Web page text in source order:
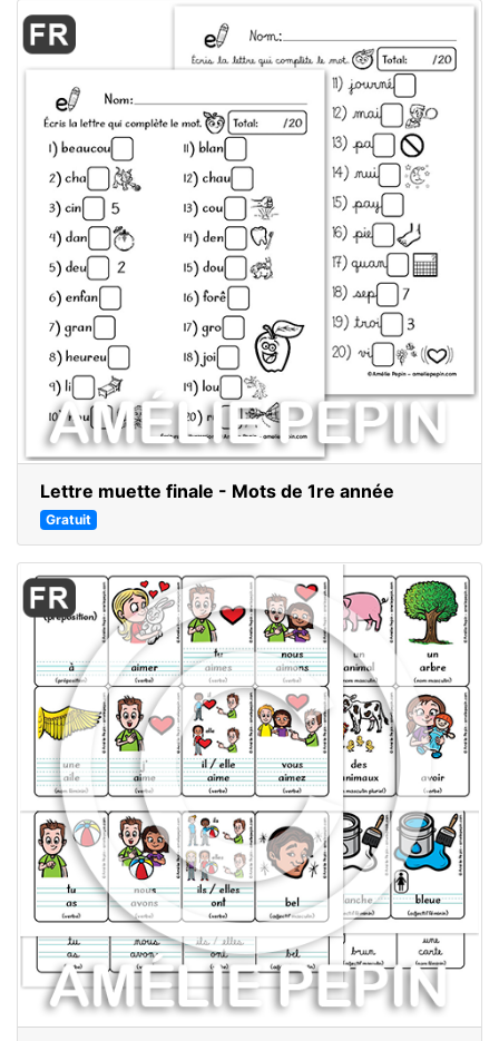
Lettre muette finale - Mots de 1re année
Gratuit